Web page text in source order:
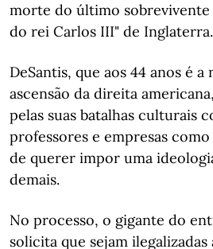
morte do último sobrevivente
do rei Carlos III" de Inglaterra.
DeSantis, que aos 44 anos é a
ascensão da direita
pelas suas batalhas culturais
professores e empresas como
de querer impor uma
demais.
No processo, o gigante do
solicita que sejam ilegalizadas